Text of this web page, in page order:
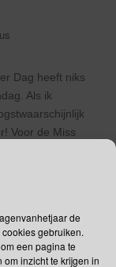
de
gebruiken.
een pagina te
om inzicht te krijgen in
Dag heeft niks
Als ik
Voor de Miss
Lees verder